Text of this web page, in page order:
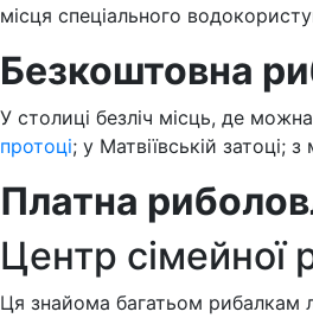
місця спеціального
Безкоштовна
У столиці безліч місць, де
протоці; у Матвіївській затоці;
Платна
Центр сімейної
Ця знайома багатьом рибалкам